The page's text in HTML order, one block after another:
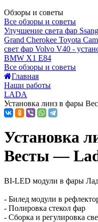
Обзоры и советы
Все обзоры и советы
Улучшение света фар
Grand Cherokee Toyota
свет фар Volvo V40 -
BMW X1 E84
Все обзоры и советы
Главная
Наши работы
LADA
Установка линз в фары
Установка
Весты —
BI-LED модули в фары
- Билед модули в
- Полировка стекол фар
- Сборка и регулировка